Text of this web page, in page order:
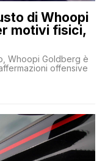
di Whoopi
motivi fisici,
Whoopi Goldberg è
offensive